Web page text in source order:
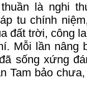
thuần là nghi
tu chính
đất trời, công
Mỗi lần nâng
sống xứng
Tam bảo